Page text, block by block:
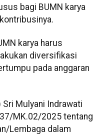
bagi BUMN karya
karya harus
diversifikasi
pada anggaran
Mulyani Indrawati
MK.02/2025 tentang
Lembaga dalam